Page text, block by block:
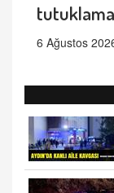
tutuklama
6 Ağustos